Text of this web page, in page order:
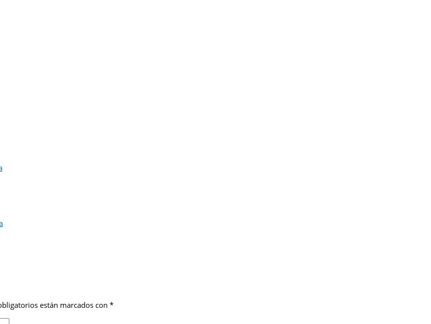
están marcados con *